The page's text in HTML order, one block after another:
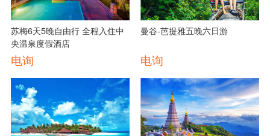
苏梅6天5晚自由行 全程入住中
央温泉度假酒店
电询
曼谷-芭提雅五晚六日游
电询